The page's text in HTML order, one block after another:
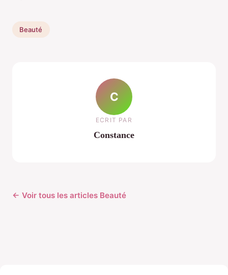
Beauté
C
ECRIT PAR
Constance
← Voir tous les articles Beauté